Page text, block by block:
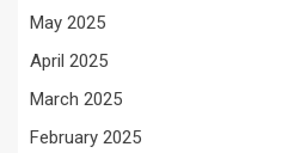
May 2025
April 2025
March 2025
February 2025